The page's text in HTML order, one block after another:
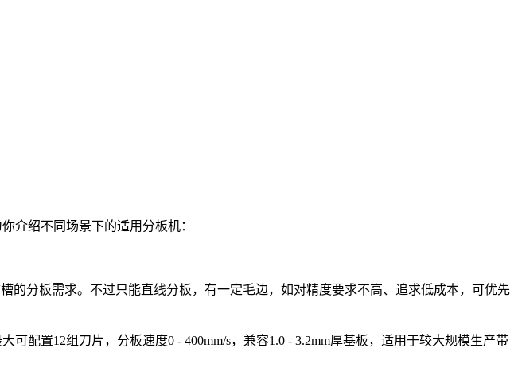
介绍不同场景下的适用分板机：
的分板需求。不过只能直线分板，有一定毛边，如对精度要求不高、追求低成本，可优先
配置12组刀片，分板速度0 - 400mm/s，兼容1.0 - 3.2mm厚基板，适用于较大规模生产带